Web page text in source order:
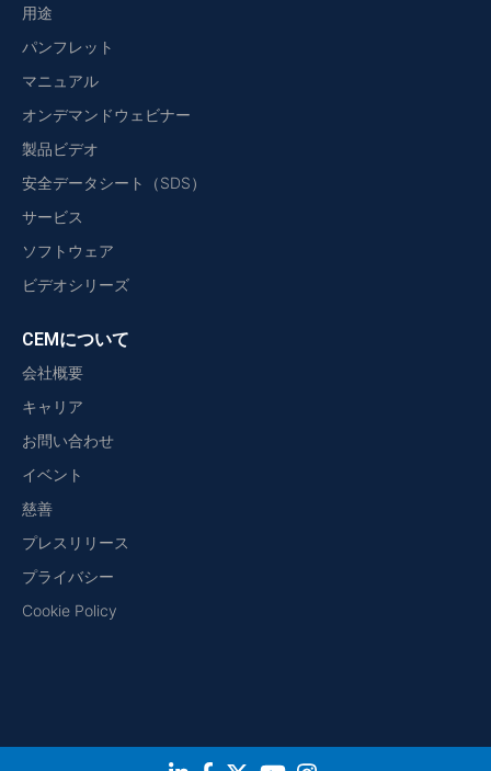
用途
パンフレット
マニュアル
オンデマンドウェビナー
製品ビデオ
安全データシート（SDS）
サービス
ソフトウェア
ビデオシリーズ
CEMについて
会社概要
キャリア
お問い合わせ
イベント
慈善
プレスリリース
プライバシー
Cookie Policy